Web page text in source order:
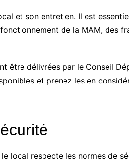
et son entretien. Il est
de la MAM, des
être délivrées par le Conseil
et prenez les en
local respecte les normes de